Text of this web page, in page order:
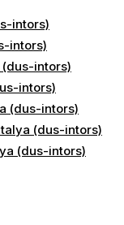
intors)
intors)
intors)
intors)
(dus-intors)
(dus-intors)
(dus-intors)